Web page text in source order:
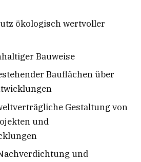
ökologisch wertvoller
Bauweise
Bauflächen über
Gestaltung von
und
und